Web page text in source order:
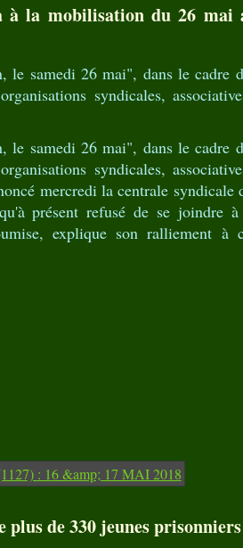
la mobilisation du 26 mai
le samedi 26 mai", dans le cadre
syndicales,
le samedi 26 mai", dans le cadre
syndicales,
mercredi la centrale syndicale
présent refusé de se joindre à
explique son ralliement à
plus de 330 jeunes